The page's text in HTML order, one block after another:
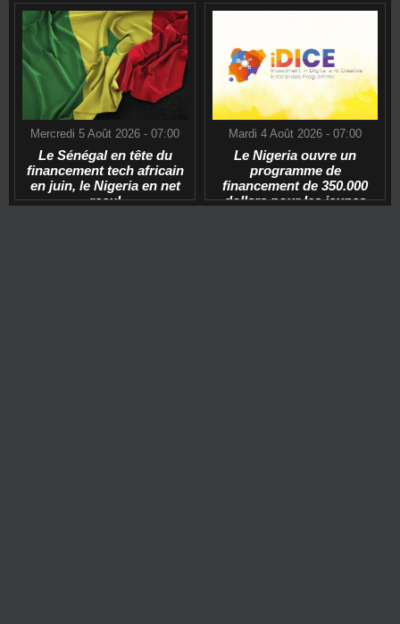
Mercredi 5 Août 2026 - 07:00
Le Sénégal en tête du
financement tech africain
en juin, le Nigeria en net
recul
Mardi 4 Août 2026 - 07:00
Le Nigeria ouvre un
programme de
financement de 350.000
dollars pour les jeunes